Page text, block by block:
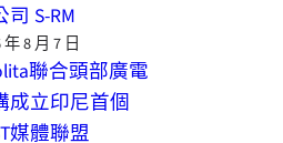
司 S-RM
年 8 月 7 日
聯合頭部廣電
成立印尼首個
媒體聯盟